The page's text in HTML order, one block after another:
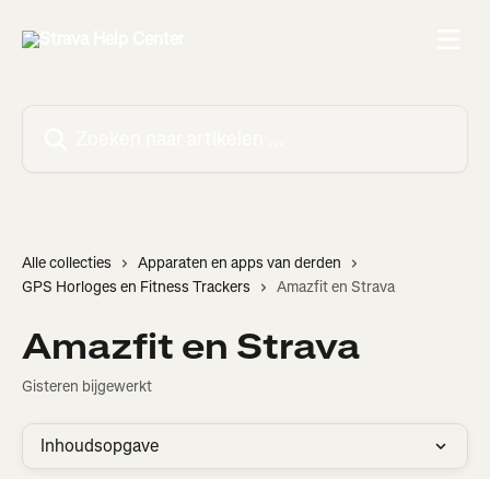
Alle collecties
Apparaten en apps van derden
GPS Horloges en Fitness Trackers
Amazfit en Strava
Amazfit en Strava
Gisteren bijgewerkt
Inhoudsopgave